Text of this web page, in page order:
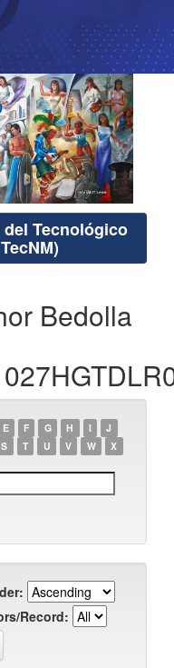
Tecnológico
Bedolla
E F G H I
J
S T U V W
X
Record: